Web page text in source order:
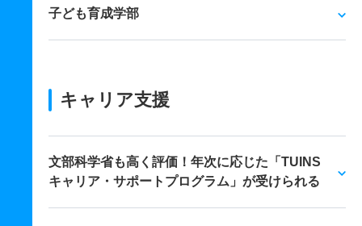
子ども育成学部
キャリア支援
文部科学省も高く評価！年次に応じた「TUINS
キャリア・サポートプログラム」が受けられる